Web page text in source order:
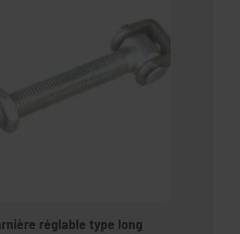
réglable type long